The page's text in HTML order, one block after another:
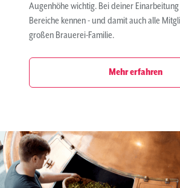
Augenhöhe wichtig. Bei deiner
Bereiche kennen - und damit auch alle
großen Brauerei-Familie.
Mehr erfahren